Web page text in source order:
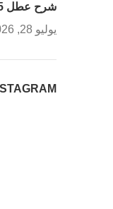
شرح عطل F05 في غسالة أريستون
يوليو 28, 2026